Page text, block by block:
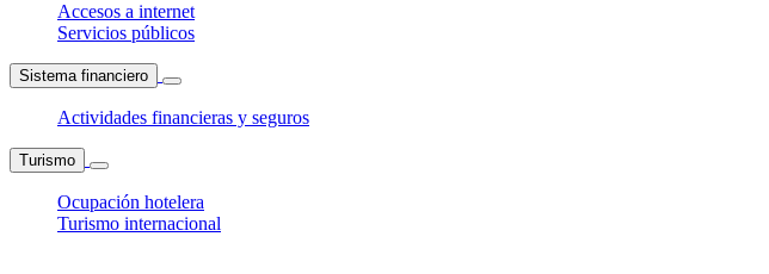
Accesos a internet
Servicios públicos
Sistema financiero
Actividades financieras y seguros
Turismo
Ocupación hotelera
Turismo internacional